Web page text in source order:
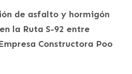
de asfalto y hormigón
la Ruta S-92 entre
Constructora Poo